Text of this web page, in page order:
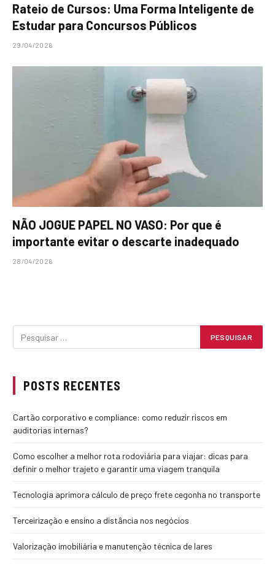
Rateio de Cursos: Uma Forma Inteligente de
Estudar para Concursos Públicos
29/04/2026
NÃO JOGUE PAPEL NO VASO: Por que é
importante evitar o descarte inadequado
28/04/2026
POSTS RECENTES
Cartão corporativo e compliance: como reduzir riscos em
auditorias internas?
Como escolher a melhor rota rodoviária para viajar: dicas para
definir o melhor trajeto e garantir uma viagem tranquila
Tecnologia aprimora cálculo de preço frete cegonha no transporte
Terceirização e ensino a distância nos negócios
Valorização imobiliária e manutenção técnica de lares